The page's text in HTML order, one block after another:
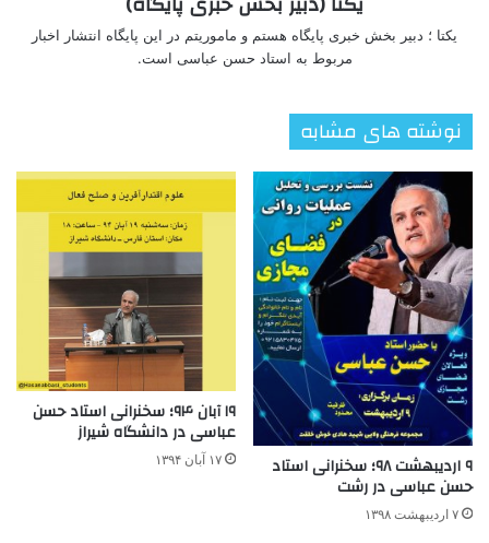
یکتا ؛ دبیر بخش خبری پایگاه هستم و ماموریتم در این پایگاه انتشار اخبار
مربوط به استاد حسن عباسی است.
نوشته های مشابه
۹ اردیبهشت ۹۸؛ سخنرانی استاد
حسن عباسی در رشت
۷ اردیبهشت ۱۳۹۸
۱۹ آبان ۹۴؛ سخنرانی استاد حسن
عباسی در دانشگاه شیراز
۱۷ آبان ۱۳۹۴